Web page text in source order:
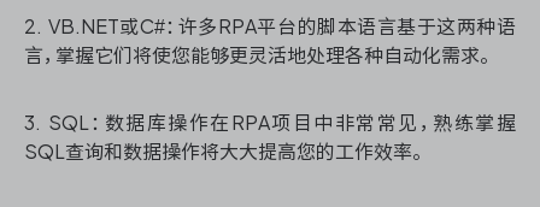
2. VB.NET或C#：许多RPA平台的脚本语言基于这两种语
言，掌握它们将使您能够更灵活地处理各种自动化需求。
3. SQL：数据库操作在RPA项目中非常常见，熟练掌握
SQL查询和数据操作将大大提高您的工作效率。